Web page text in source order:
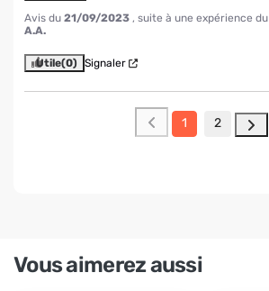
Avis du 21/09/2023 , suite à une expérience du
A.A.
Utile(0) Signaler
1 2
Vous aimerez aussi